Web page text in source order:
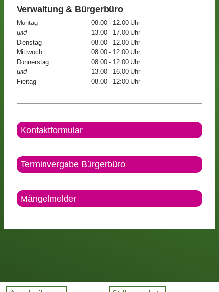
Verwaltung & Bürgerbüro
Montag
08.00 - 12.00 Uhr
und
13.00 - 17.00 Uhr
Dienstag
08.00 - 12.00 Uhr
Mittwoch
08.00 - 12.00 Uhr
Donnerstag
08.00 - 12.00 Uhr
und
13.00 - 16.00 Uhr
Freitag
08.00 - 12:00 Uhr
Kontaktformular
Terminvergabe Bürgerbüro
Mängelmelder